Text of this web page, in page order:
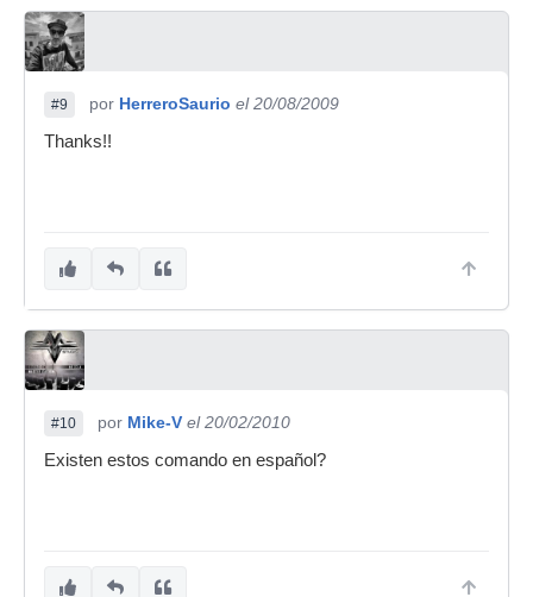
#9 por HerreroSaurio el 20/08/2009
Thanks!!
#10 por Mike-V el 20/02/2010
Existen estos comando en español?